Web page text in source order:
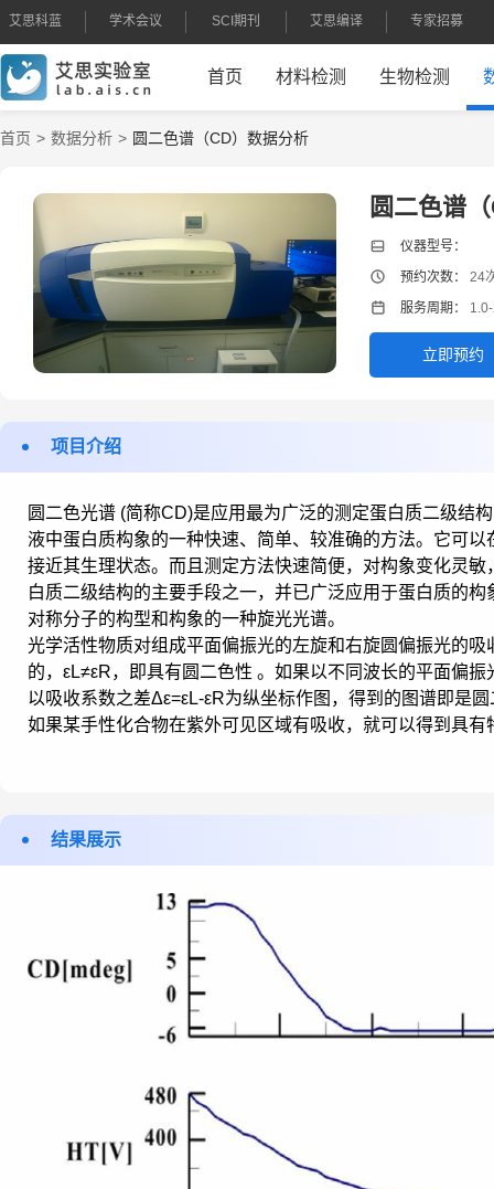
艾思科蓝 学术会议 SCI期刊 艾思编译 专家招募
首页 材料检测 生物检测
首页 数据分析 圆二色谱（CD）数据分析
圆二色谱
仪器型号：
预约次数：
24
服务周期：
立即预约
项目介绍
圆二色光谱 (简称CD)是应用最为广泛的测定蛋白质二级结
液中蛋白质构象的一种快速、简单、较准确的方法。它可以
接近其生理状态。而且测定方法快速简便，对构象变化灵敏
白质二级结构的主要手段之一，并已广泛应用于蛋白质的构
对称分子的构型和构象的一种旋光光谱。
光学活性物质对组成平面偏振光的左旋和右旋圆偏振光的吸
的，εL≠εR，即具有圆二色性 。如果以不同波长的平面偏振
以吸收系数之差Δε=εL-εR为纵坐标作图，得到的图谱即是
如果某手性化合物在紫外可见区域有吸收，就可以得到具有
结果展示